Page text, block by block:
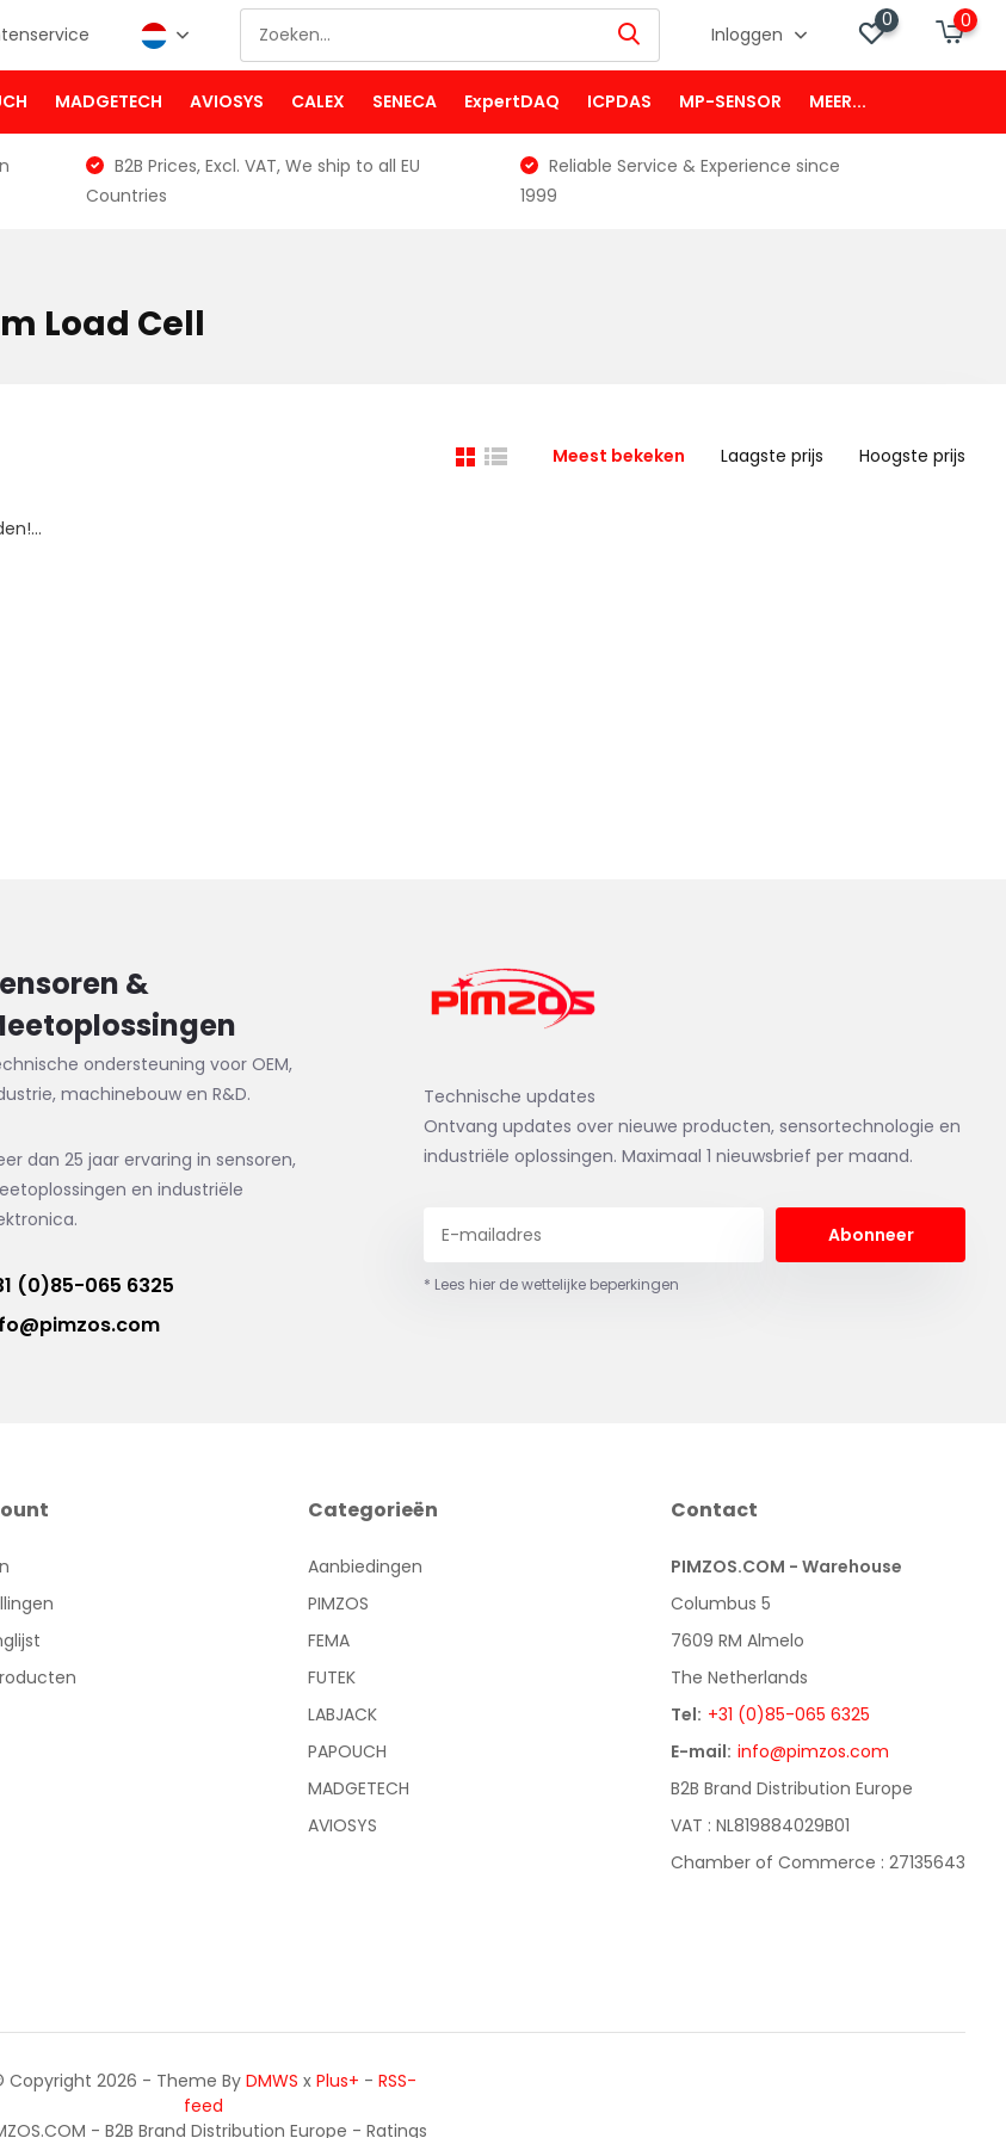
Inloggen
0 0
MADGETECH AVIOSYS CALEX SENECA ExpertDAQ ICPDAS MP-SENSOR MEER...
B2B Prices, Excl. VAT, We ship to all EU
Countries
Reliable Service & Experience since
1999
Load Cell
Meest bekeken Laagste prijs Hoogste prijs
&
ondersteuning voor OEM,
machinebouw en R&D.
dan 25 jaar ervaring in sensoren,
en industriële
(0)85-065 6325
Technische updates
Ontvang updates over nieuwe producten, sensortechnologie en
industriële oplossingen. Maximaal 1 nieuwsbrief per maand.
Abonneer
* Lees hier de wettelijke beperkingen
Categorieën
Aanbiedingen
PIMZOS
FEMA
FUTEK
LABJACK
PAPOUCH
MADGETECH
AVIOSYS
Contact
PIMZOS.COM - Warehouse
Columbus 5
7609 RM Almelo
The Netherlands
Tel: +31 (0)85-065 6325
E-mail: info@pimzos.com
B2B Brand Distribution Europe
VAT : NL819884029B01
Chamber of Commerce : 27135643
Copyright 2026 - Theme ByDMWS xPlus+ -RSS-
feed
- B2B Brand Distribution Europe - Ratings